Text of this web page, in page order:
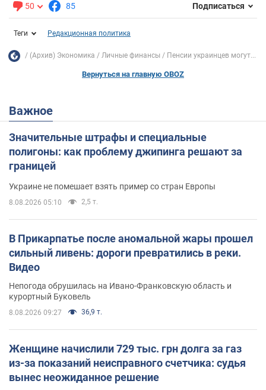
50 85 Подписаться
Теги Редакционная политика
(Архив) Экономика Личные финансы Пенсии украинцев могут...
Вернуться на главную OBOZ
Важное
Значительные штрафы и специальные
полигоны: как проблему джипинга решают за
границей
Украине не помешает взять пример со стран Европы
8.08.2026 05:10 2,5 т.
В Прикарпатье после аномальной жары прошел
сильный ливень: дороги превратились в реки.
Видео
Непогода обрушилась на Ивано-Франковскую область и
курортный Буковель
8.08.2026 09:27 36,9 т.
Женщине начислили 729 тыс. грн долга за газ
из-за показаний неисправного счетчика: судья
вынес неожиданное решение